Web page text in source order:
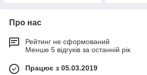
Про нас
Рейтинг не сформований
Менше 5 відгуків за останній рік
Працює з 05.03.2019